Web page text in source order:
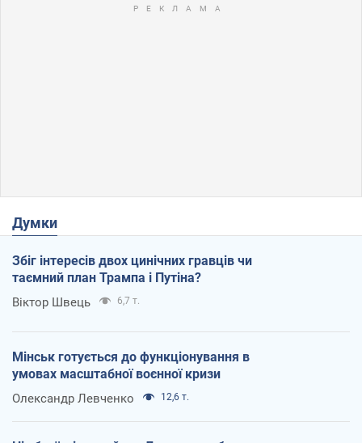
Думки
Збіг інтересів двох цинічних гравців чи
таємний план Трампа і Путіна?
Віктор Швець 6,7 т.
Мінськ готується до функціонування в
умовах масштабної воєнної кризи
Олександр Левченко 12,6 т.